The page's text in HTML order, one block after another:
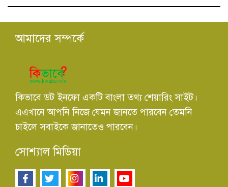
আমাদের সম্পর্কে
কিভাবে ডট ইনফো একটি বাংলা তথ্য শেয়ারিং সাইট।
এএখানে আপনি নিজে যেমন জানতে পারবেন তেমনি
চাইলে সবাইকে জানাতেও পারবেন।
সোশ্যাল মিডিয়া